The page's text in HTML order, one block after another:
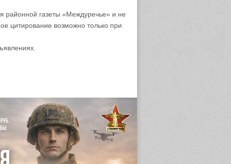
газеты «Междуречье» и не
цитирование возможно только при